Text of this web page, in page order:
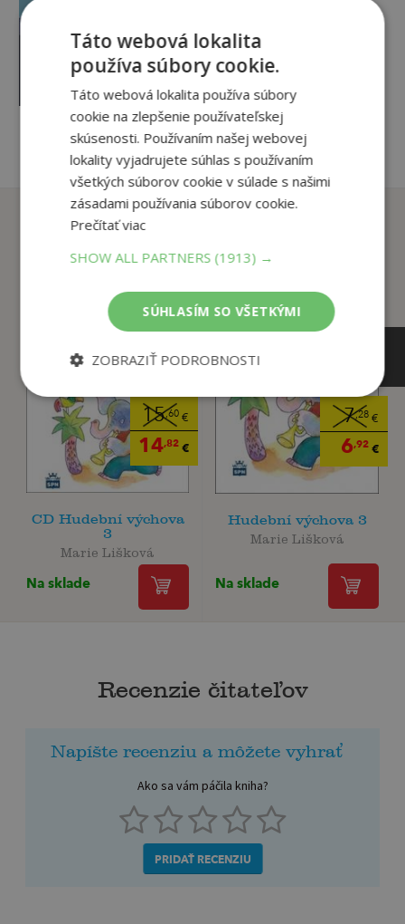
12
2 ,95 €
zemi...
pridať do košíka
Zákazníci, ktorí si kúpili
15,60€
14,82€
CD Hudební výchova
3
Marie Lišková
Na sklade
7,28€
6,92€
Hudební výchova 3
Marie Lišková
Na sklade
Recenzie čitateľov
Napíšte recenziu a môžete vyhrať
Ako sa vám páčila kniha?
PRIDAŤ RECENZIU
Táto webová lokalita
používa súbory cookie.
Táto webová lokalita používa súbory
cookie na zlepšenie používateľskej
skúsenosti. Používaním našej webovej
lokality vyjadrujete súhlas s používaním
všetkých súborov cookie v súlade s našimi
zásadami používania súborov cookie.
Prečítať viac
SHOW ALL PARTNERS (1913) →
SÚHLASÍM SO VŠETKÝMI
ZOBRAZIŤ PODROBNOSTI